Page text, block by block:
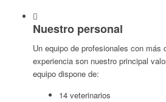
Nuestro personal
Un equipo de profesionales con más
experiencia son nuestro principal
equipo dispone de:
14 veterinarios